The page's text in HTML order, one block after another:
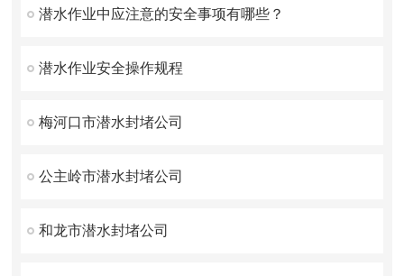
潜水作业中应注意的安全事项有哪些？
潜水作业安全操作规程
梅河口市潜水封堵公司
公主岭市潜水封堵公司
和龙市潜水封堵公司